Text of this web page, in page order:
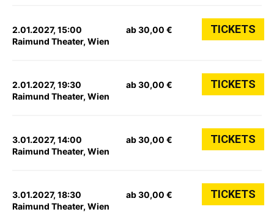
2.01.2027, 15:00
Raimund Theater, Wien
ab 30,00 € TICKETS
2.01.2027, 19:30
Raimund Theater, Wien
ab 30,00 € TICKETS
3.01.2027, 14:00
Raimund Theater, Wien
ab 30,00 € TICKETS
3.01.2027, 18:30
Raimund Theater, Wien
ab 30,00 € TICKETS